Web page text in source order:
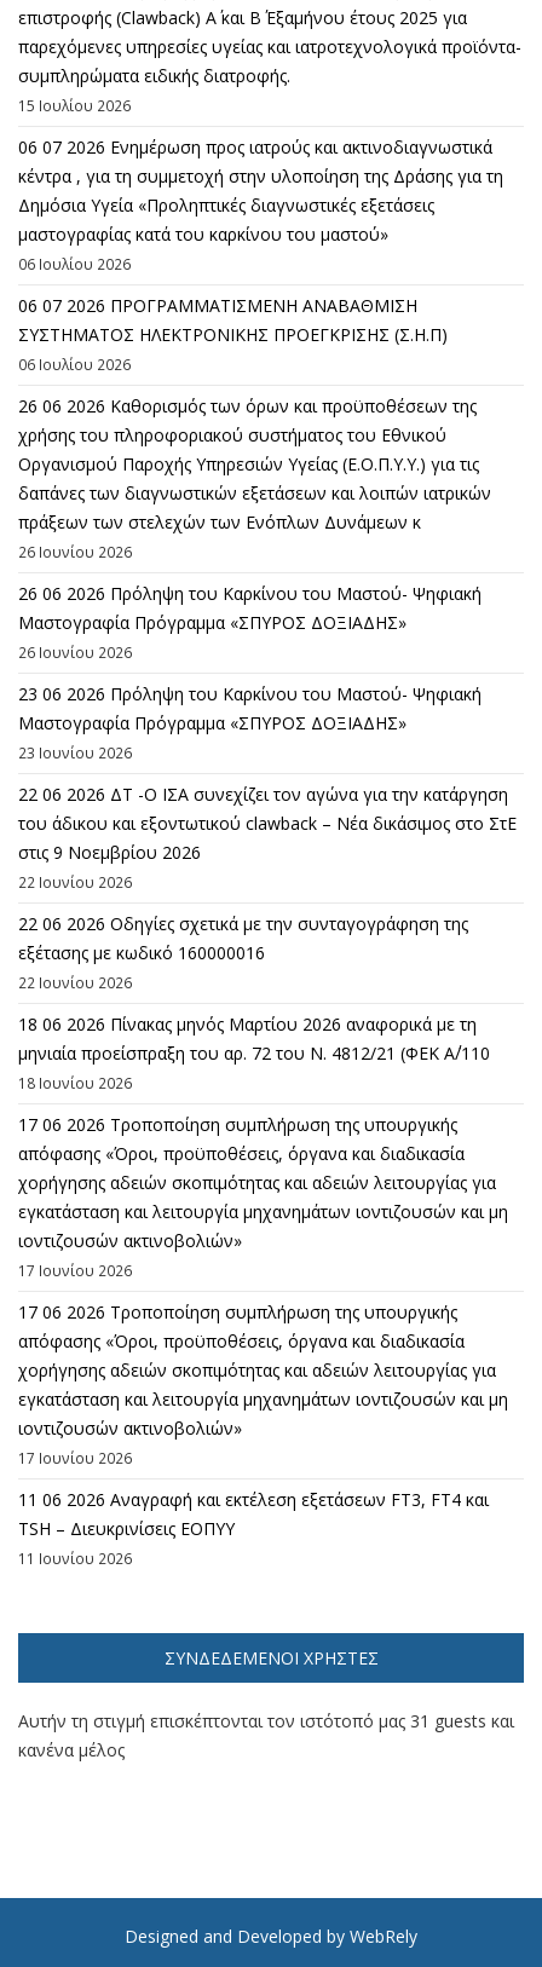
επιστροφής (Clawback) A΄ και Β΄ Εξαμήνου έτους 2025 για
παρεχόμενες υπηρεσίες υγείας και ιατροτεχνολογικά προϊόντα-
συμπληρώματα ειδικής διατροφής.
15 Ιουλίου 2026
06 07 2026 Eνημέρωση προς ιατρούς και ακτινοδιαγνωστικά
κέντρα , για τη συμμετοχή στην υλοποίηση της Δράσης για τη
Δημόσια Υγεία «Προληπτικές διαγνωστικές εξετάσεις
μαστογραφίας κατά του καρκίνου του μαστού»
06 Ιουλίου 2026
06 07 2026 ΠΡΟΓΡΑΜΜΑΤΙΣΜΕΝΗ ΑΝΑΒΑΘΜΙΣΗ
ΣΥΣΤΗΜΑΤΟΣ ΗΛΕΚΤΡΟΝΙΚΗΣ ΠΡΟΕΓΚΡΙΣΗΣ (Σ.Η.Π)
06 Ιουλίου 2026
26 06 2026 Καθορισμός των όρων και προϋποθέσεων της
χρήσης του πληροφοριακού συστήματος του Εθνικού
Οργανισμού Παροχής Υπηρεσιών Υγείας (Ε.Ο.Π.Υ.Υ.) για τις
δαπάνες των διαγνωστικών εξετάσεων και λοιπών ιατρικών
πράξεων των στελεχών των Ενόπλων Δυνάμεων κ
26 Ιουνίου 2026
26 06 2026 Πρόληψη του Καρκίνου του Μαστού- Ψηφιακή
Μαστογραφία Πρόγραμμα «ΣΠΥΡΟΣ ΔΟΞΙΑΔΗΣ»
26 Ιουνίου 2026
23 06 2026 Πρόληψη του Καρκίνου του Μαστού- Ψηφιακή
Μαστογραφία Πρόγραμμα «ΣΠΥΡΟΣ ΔΟΞΙΑΔΗΣ»
23 Ιουνίου 2026
22 06 2026 ΔΤ -Ο ΙΣΑ συνεχίζει τον αγώνα για την κατάργηση
του άδικου και εξοντωτικού clawback – Νέα δικάσιμος στο ΣτΕ
στις 9 Νοεμβρίου 2026
22 Ιουνίου 2026
22 06 2026 Οδηγίες σχετικά με την συνταγογράφηση της
εξέτασης με κωδικό 160000016
22 Ιουνίου 2026
18 06 2026 Πίνακας μηνός Μαρτίου 2026 αναφορικά με τη
μηνιαία προείσπραξη του αρ. 72 του Ν. 4812/21 (ΦΕΚ Α΄/110
18 Ιουνίου 2026
17 06 2026 Τροποποίηση συμπλήρωση της υπουργικής
απόφασης «Όροι, προϋποθέσεις, όργανα και διαδικασία
χορήγησης αδειών σκοπιμότητας και αδειών λειτουργίας για
εγκατάσταση και λειτουργία μηχανημάτων ιοντιζουσών και μη
ιοντιζουσών ακτινοβολιών»
17 Ιουνίου 2026
17 06 2026 Τροποποίηση συμπλήρωση της υπουργικής
απόφασης «Όροι, προϋποθέσεις, όργανα και διαδικασία
χορήγησης αδειών σκοπιμότητας και αδειών λειτουργίας για
εγκατάσταση και λειτουργία μηχανημάτων ιοντιζουσών και μη
ιοντιζουσών ακτινοβολιών»
17 Ιουνίου 2026
11 06 2026 Αναγραφή και εκτέλεση εξετάσεων FT3, FT4 και
TSH – Διευκρινίσεις ΕΟΠΥΥ
11 Ιουνίου 2026
ΣΥΝΔΕΔΕΜΈΝΟΙ ΧΡΉΣΤΕΣ
Αυτήν τη στιγμή επισκέπτονται τον ιστότοπό μας 31 guests και
κανένα μέλος
Designed and Developed by WebRely